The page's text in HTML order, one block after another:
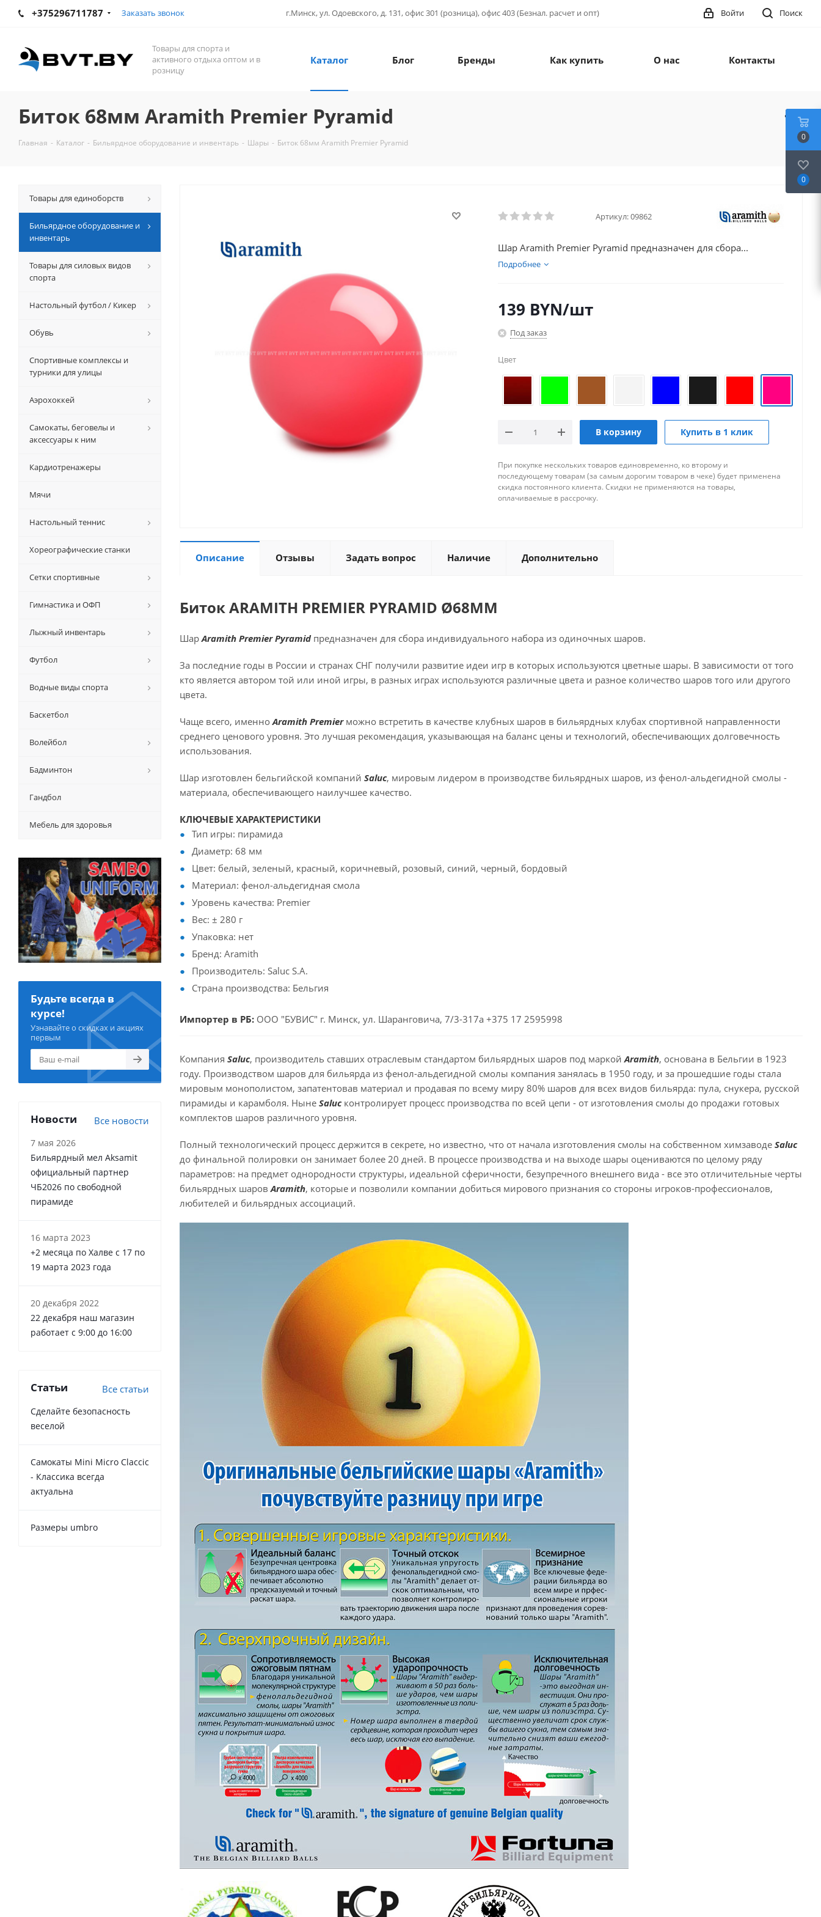
+375296711787 Заказать звонок г.Минск, ул. Одоевского, д. 131, офис 301 (розница), офис 403 (Безнал. расчет и опт) Поиск
Войти
Товары для спорта и
активного отдыха оптом и в
розницу
Каталог Блог Бренды Как купить О нас Контакты
Биток 68мм Aramith Premier Pyramid
Главная - Каталог - Бильярдное оборудование и инвентарь - Шары - Биток 68мм Aramith Premier Pyramid
Артикул:09862
Шар Aramith Premier Pyramid предназначен для сбора...
Подробнее
139 BYN/шт
Под заказ
Цвет
В корзину Купить в 1 клик
При покупке нескольких товаров единовременно, ко второму и
последующему товарам (за самым дорогим товаром в чеке) будет применена
скидка постоянного клиента. Скидки не применяются на товары,
оплачиваемые в рассрочку.
Описание Отзывы Задать вопрос Наличие Дополнительно
Биток ARAMITH PREMIER PYRAMID Ø68ММ
Шар Aramith Premier Pyramidпредназначен для сбора индивидуального набора из одиночных шаров.
За последние годы в России и странах СНГ получили развитие идеи игр в которых используются цветные шары. В зависимости от того
кто является автором той или иной игры, в разных играх используются различные цвета и разное количество шаров того или другого
цвета.
Чаще всего, именно Aramith Premierможно встретить в качестве клубных шаров в бильярдных клубах спортивной направленности
среднего ценового уровня. Это лучшая рекомендация, указывающая на баланс цены и технологий, обеспечивающих долговечность
использования.
Шар изготовлен бельгийской компаний Saluc, мировым лидером в производстве бильярдных шаров, из фенол-альдегидной смолы -
материала, обеспечивающего наилучшее качество.
КЛЮЧЕВЫЕ ХАРАКТЕРИСТИКИ
Тип игры: пирамида
Диаметр: 68 мм
Цвет: белый, зеленый, красный, коричневый, розовый, синий, черный, бордовый
Материал: фенол-альдегидная смола
Уровень качества: Premier
Вес: ± 280 г
Упаковка: нет
Бренд: Aramith
Производитель: Saluc S.A.
Страна производства: Бельгия
Импортер в РБ: ООО "БУВИС" г. Минск, ул. Шаранговича, 7/3-317а +375 17 2595998
Компания Saluc, производитель ставших отраслевым стандартом бильярдных шаров под маркой Aramith, основана в Бельгии в 1923
году. Производством шаров для бильярда из фенол-альдегидной смолы компания занялась в 1950 году, и за прошедшие годы стала
мировым монополистом, запатентовав материал и продавая по всему миру 80% шаров для всех видов бильярда: пула, снукера, русской
пирамиды и карамболя. Ныне Saluс контролирует процесс производства по всей цепи - от изготовления смолы до продажи готовых
комплектов шаров различного уровня.
Полный технологический процесс держится в секрете, но известно, что от начала изготовления смолы на собственном химзаводе Saluс
до финальной полировки он занимает более 20 дней. В процессе производства и на выходе шары оцениваются по целому ряду
параметров: на предмет однородности структуры, идеальной сферичности, безупречного внешнего вида - все это отличительные черты
бильярдных шаров Aramith, которые и позволили компании добиться мирового признания со стороны игроков-профессионалов,
любителей и бильярдных ассоциаций.
Товары для единоборств
Бильярдное оборудование и
инвентарь
Товары для силовых видов
спорта
Настольный футбол / Кикер
Обувь
Спортивные комплексы и
турники для улицы
Аэрохоккей
Самокаты, беговелы и
аксессуары к ним
Кардиотренажеры
Мячи
Настольный теннис
Хореографические станки
Сетки спортивные
Гимнастика и ОФП
Лыжный инвентарь
Футбол
Водные виды спорта
Баскетбол
Волейбол
Бадминтон
Гандбол
Мебель для здоровья
Будьте всегда в
курсе!
Узнавайте о скидках и акциях
первым
Новости Все новости
7 мая 2026
Бильярдный мел Aksamit
официальный партнер
ЧБ2026 по свободной
пирамиде
16 марта 2023
+2 месяца по Халве с 17 по
19 марта 2023 года
20 декабря 2022
22 декабря наш магазин
работает с 9:00 до 16:00
Статьи Все статьи
Сделайте безопасность
веселой
Самокаты Mini Micro Claccic
- Классика всегда
актуальна
Размеры umbro
0
0